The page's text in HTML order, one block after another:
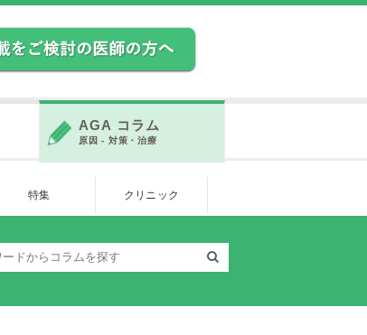
AGA コラム
原因 - 対策・治療
特集 クリニック